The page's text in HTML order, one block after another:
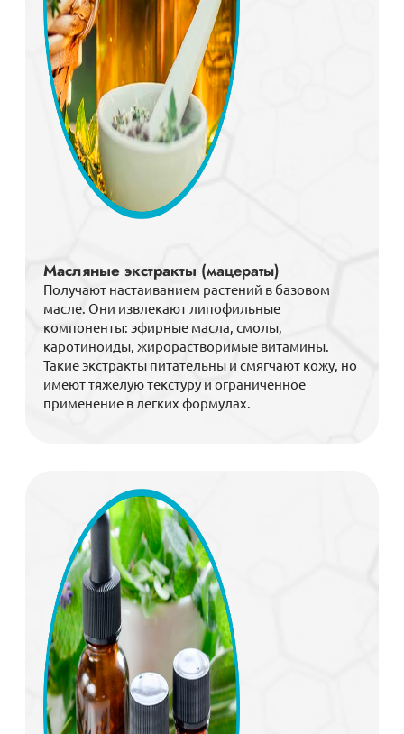
Масляные экстракты (мацераты)
Получают настаиванием растений в базовом
масле. Они извлекают липофильные
компоненты: эфирные масла, смолы,
каротиноиды, жирорастворимые витамины.
Такие экстракты питательны и смягчают кожу, но
имеют тяжелую текстуру и ограниченное
применение в легких формулах.